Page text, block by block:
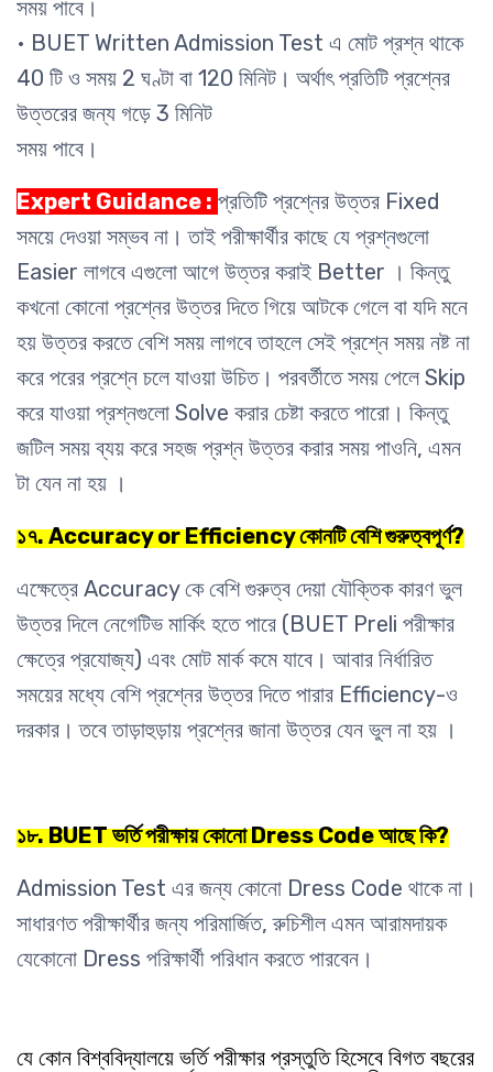
সময় পাবে।
• BUET Written Admission Test এ মোট প্রশ্ন থাকে
40 টি ও সময় 2 ঘণ্টা বা 120 মিনিট। অর্থাৎ প্রতিটি প্রশ্নের
উত্তরের জন্য গড়ে 3 মিনিট
সময় পাবে।
Expert Guidance : প্রতিটি প্রশ্নের উত্তর Fixed
সময়ে দেওয়া সম্ভব না। তাই পরীক্ষার্থীর কাছে যে প্রশ্নগুলো
Easier লাগবে এগুলো আগে উত্তর করাই Better । কিন্তু
কখনো কোনো প্রশ্নের উত্তর দিতে গিয়ে আটকে গেলে বা যদি মনে
হয় উত্তর করতে বেশি সময় লাগবে তাহলে সেই প্রশ্নে সময় নষ্ট না
করে পরের প্রশ্নে চলে যাওয়া উচিত। পরবর্তীতে সময় পেলে Skip
করে যাওয়া প্রশ্নগুলো Solve করার চেষ্টা করতে পারো। কিন্তু
জটিল সময় ব্যয় করে সহজ প্রশ্ন উত্তর করার সময় পাওনি, এমন
টা যেন না হয় ।
১৭.Accuracy or Efficiency কোনটি বেশি গুরুত্বপূর্ণ?
এক্ষেত্রে Accuracy কে বেশি গুরুত্ব দেয়া যৌক্তিক কারণ ভুল
উত্তর দিলে নেগেটিভ মার্কিং হতে পারে (BUET Preli পরীক্ষার
ক্ষেত্রে প্রযোজ্য) এবং মোট মার্ক কমে যাবে। আবার নির্ধারিত
সময়ের মধ্যে বেশি প্রশ্নের উত্তর দিতে পারার Efficiency-ও
দরকার। তবে তাড়াহুড়ায় প্রশ্নের জানা উত্তর যেন ভুল না হয় ।
১৮.BUET ভর্তি পরীক্ষায় কোনো Dress Code আছে কি?
Admission Test এর জন্য কোনো Dress Code থাকে না।
সাধারণত পরীক্ষার্থীর জন্য পরিমার্জিত, রুচিশীল এমন আরামদায়ক
যেকোনো Dress পরিক্ষার্থী পরিধান করতে পারবেন।
যে কোন বিশ্ববিদ্যালয়ে ভর্তি পরীক্ষার প্রস্তুতি হিসেবে বিগত বছরের